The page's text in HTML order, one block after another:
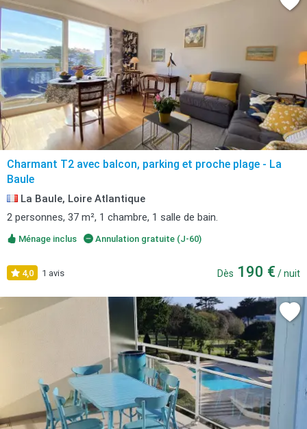
Charmant T2 avec balcon, parking et proche plage - La
Baule
La Baule, Loire Atlantique
2 personnes, 37 m², 1 chambre, 1 salle de bain.
Ménage inclus Annulation gratuite (J-60)
4,0 1 avis Dès 190 € / nuit